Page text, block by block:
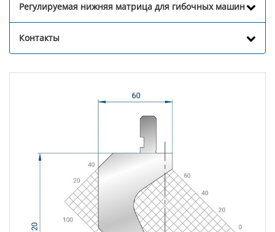
Регулируемая нижняя матрица для гибочных машин
Контакты